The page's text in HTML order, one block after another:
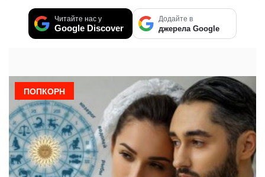
Читайте нас у
Google Discover
Додайте в
джерела Google
ПОПКОРН